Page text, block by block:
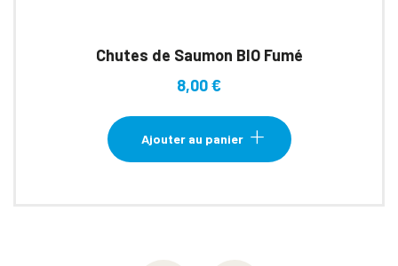
Chutes de Saumon BIO Fumé
8,00€
Ajouter au panier